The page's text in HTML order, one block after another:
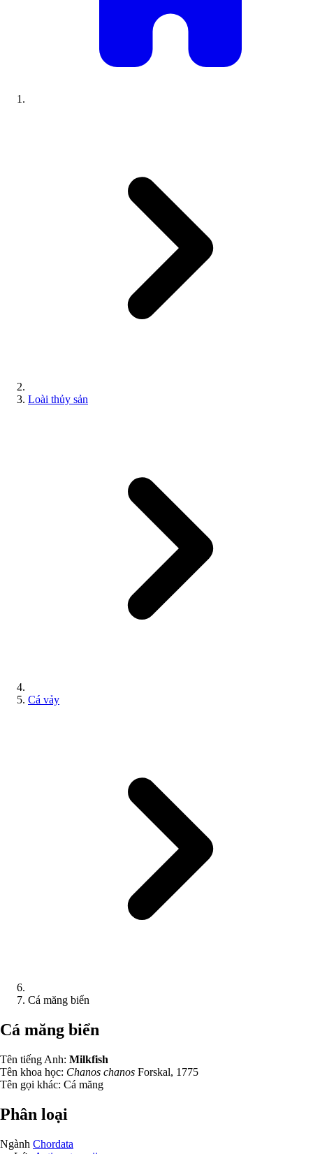
Loài thủy sản
Cá vảy
Cá măng biển
Cá măng biển
Tên tiếng Anh: Milkfish
Tên khoa học: Chanos chanos Forskal, 1775
Tên gọi khác: Cá măng
Phân loại
Ngành Chordata